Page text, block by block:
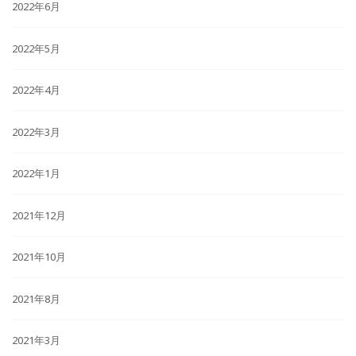
2022年6月
2022年5月
2022年4月
2022年3月
2022年1月
2021年12月
2021年10月
2021年8月
2021年3月